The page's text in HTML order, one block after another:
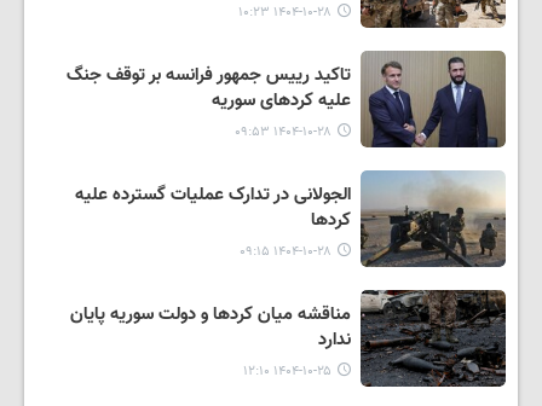
۱۴۰۴-۱۰-۲۸ ۱۰:۲۳
تاکید رییس جمهور فرانسه بر توقف جنگ
علیه کردهای سوریه
۱۴۰۴-۱۰-۲۸ ۰۹:۵۳
الجولانی در تدارک عملیات گسترده علیه
کردها
۱۴۰۴-۱۰-۲۸ ۰۹:۱۵
مناقشه میان کردها و دولت سوریه پایان
ندارد
۱۴۰۴-۱۰-۲۵ ۱۲:۱۰